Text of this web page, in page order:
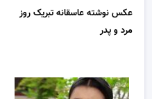
عکس نوشته عاسقانه تبریک روز
مرد و پدر